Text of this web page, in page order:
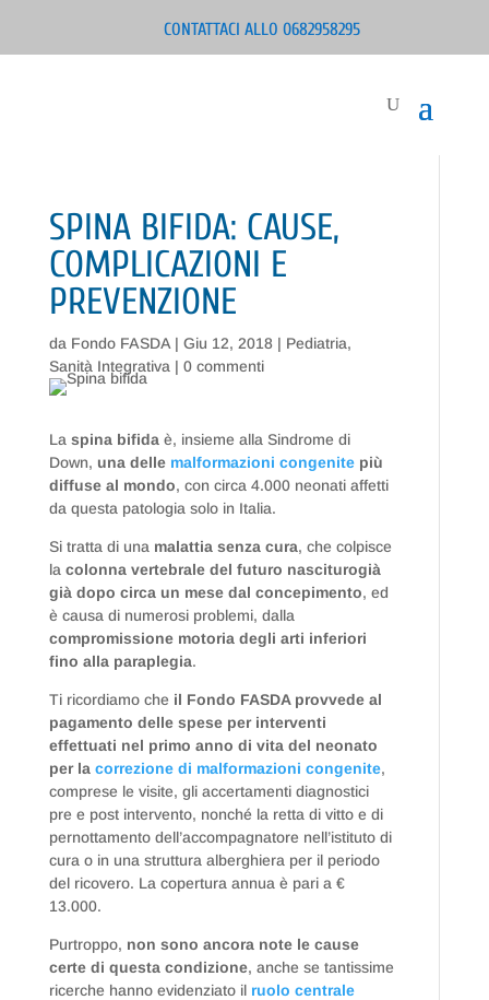
CONTATTACI ALLO 0682958295
SPINA BIFIDA: CAUSE,
COMPLICAZIONI E
PREVENZIONE
da Fondo FASDA| Giu 12, 2018| Pediatria,
Sanità Integrativa | 0 commenti
La spina bifida è, insieme alla Sindrome di
Down, una delle malformazioni congenitepiù
diffuse al mondo, con circa 4.000 neonati affetti
da questa patologia solo in Italia.
Si tratta di una malattia senza cura, che colpisce
la colonna vertebrale del futuro nasciturogià
già dopo circa un mese dal concepimento, ed
è causa di numerosi problemi, dalla
compromissione motoria degli arti inferiori
fino alla paraplegia.
Ti ricordiamo che il Fondo FASDA provvede al
pagamento delle spese per interventi
effettuati nel primo anno di vita del neonato
per la correzione di malformazioni congenite,
comprese le visite, gli accertamenti diagnostici
pre e post intervento, nonché la retta di vitto e di
pernottamento dell’accompagnatore nell’istituto di
cura o in una struttura alberghiera per il periodo
del ricovero. La copertura annua è pari a €
13.000.
Purtroppo, non sono ancora note le cause
certe di questa condizione, anche se tantissime
ricerche hanno evidenziato il ruolo centrale